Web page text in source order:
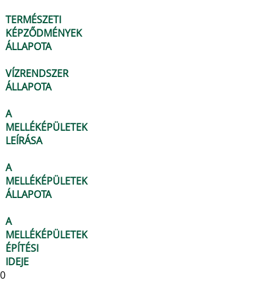
TERMÉSZETI
KÉPZŐDMÉNYEK
ÁLLAPOTA
VÍZRENDSZER
ÁLLAPOTA
A
MELLÉKÉPÜLETEK
LEÍRÁSA
A
MELLÉKÉPÜLETEK
ÁLLAPOTA
A
MELLÉKÉPÜLETEK
ÉPÍTÉSI
IDEJE
0